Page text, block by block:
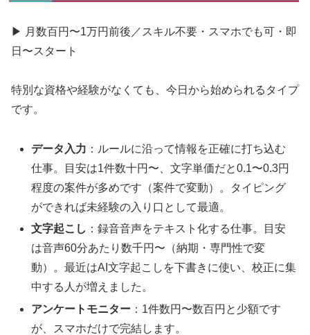
▶ 月数百円〜1万円前後／スキル不要・スマホでも可・即
日〜スタート
特別な資格や経験がなくても、今日から始められるタイプ
です。
データ入力 ：ルールに沿って情報を正確に打ち込む
仕事。目安は1件数十円〜、文字単価だと0.1〜0.3円
程度の案件が多めです（案件で変動）。タイピング
ができれば未経験の入り口として最適。
文字起こし ：録音音声をテキスト化する仕事。目安
は音声60分あたり数千円〜（納期・専門性で変
動）。最近はAI文字起こしを下書きに使い、校正に集
中する人が増えました。
アンケートモニター ：1件数円〜数百円と少額です
が、スマホだけで完結します。